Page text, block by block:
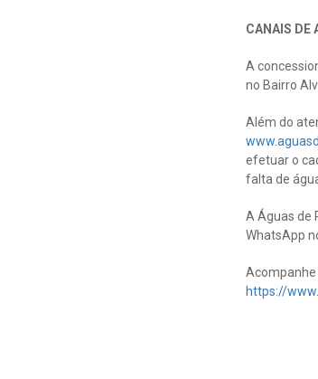
CANAIS DE
A
no Bairro
Além do
efetuar o
falta de
A Águas de
WhatsApp
Acompanhe
https://